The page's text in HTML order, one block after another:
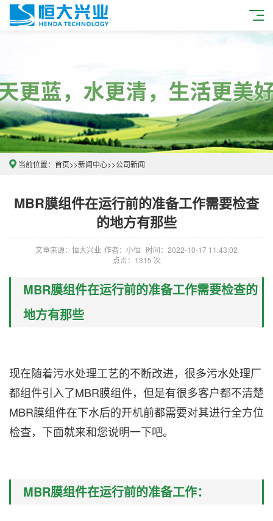
当前位置： 首页>>新闻中心>>公司新闻
MBR膜组件在运行前的准备工作需要检查
的地方有那些
文章来源：恒大兴业 作者：小恒 时间：2022-10-17 11:43:02
点击：1315 次
MBR膜组件在运行前的准备工作需要检查的
地方有那些
现在随着污水处理工艺的不断改进，很多污水处理厂
都组件引入了MBR膜组件，但是有很多客户都不清楚
MBR膜组件在下水后的开机前都需要对其进行全方位
检查，下面就来和您说明一下吧。
MBR膜组件在运行前的准备工作：